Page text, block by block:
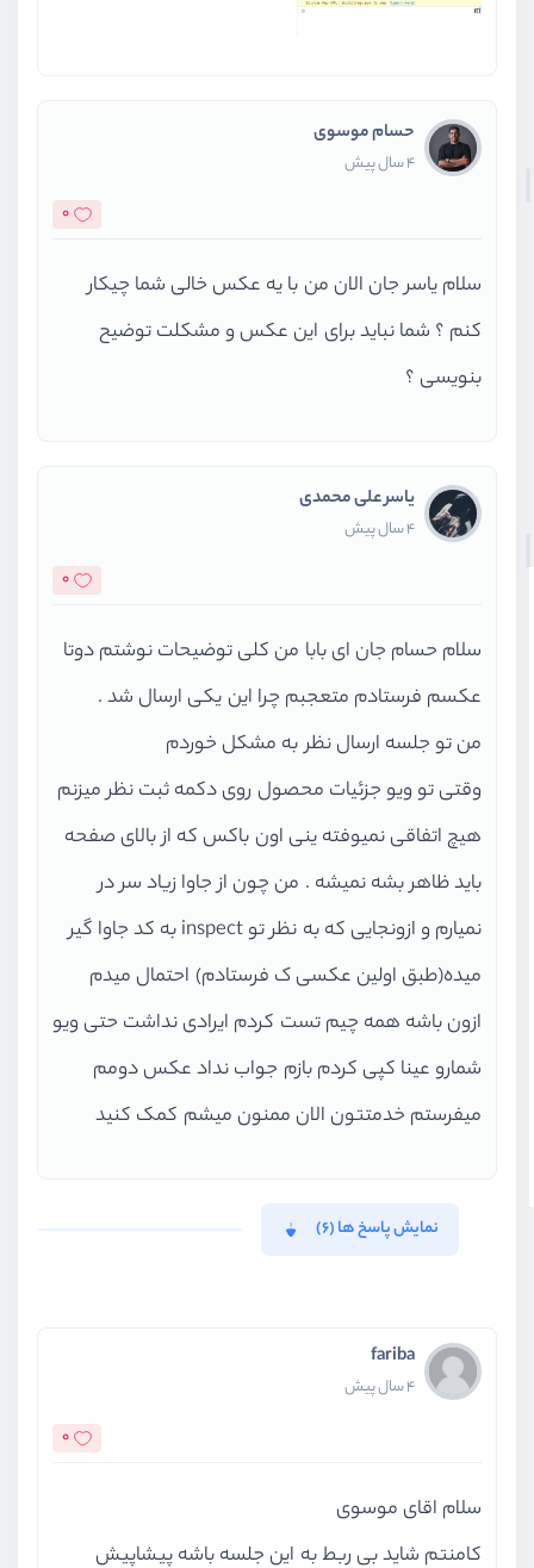
حسام موسوی
4 سال پیش
0
سلام یاسر جان الان من با یه عکس خالی شما چیکار
کنم ؟ شما نباید برای این عکس و مشکلت توضیح
بنویسی ؟
یاسر علی محمدی
4 سال پیش
0
سلام حسام جان ای بابا من کلی توضیحات نوشتم دوتا
عکسم فرستادم متعجبم چرا این یکی ارسال شد .
من تو جلسه ارسال نظر به مشکل خوردم
وقتی تو ویو جزئیات محصول روی دکمه ثبت نظر میزنم
هیچ اتفاقی نمیوفته ینی اون باکس که از بالای صفحه
باید ظاهر بشه نمیشه . من چون از جاوا زیاد سر در
نمیارم و ازونجایی که به نظر تو inspect به کد جاوا گیر
میده(طبق اولین عکسی ک فرستادم) احتمال میدم
ازون باشه همه چیم تست کردم ایرادی نداشت حتی ویو
شمارو عینا کپی کردم بازم جواب نداد عکس دومم
میفرستم خدمتتون الان ممنون میشم کمک کنید
نمایش پاسخ ها (6)
fariba
4 سال پیش
0
سلام اقای موسوی
کامنتم شاید بی ربط به این جلسه باشه پیشاپیش